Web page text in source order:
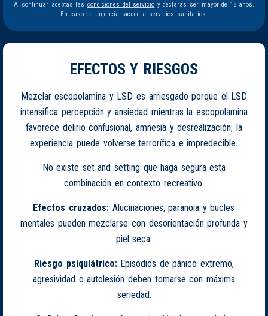
Al continuar aceptas las condiciones del servicio y declaras ser mayor de 18 años.
En caso de urgencia, acude a servicios sanitarios.
EFECTOS Y RIESGOS
Mezclar escopolamina y LSD es arriesgado porque el LSD
intensifica percepción y ansiedad mientras la escopolamina
favorece delirio confusional, amnesia y desrealización; la
experiencia puede volverse terrorífica e impredecible.
No existe set and setting que haga segura esta
combinación en contexto recreativo.
Efectos cruzados: Alucinaciones, paranoia y bucles
mentales pueden mezclarse con desorientación profunda y
piel seca.
Riesgo psiquiátrico:Episodios de pánico extremo,
agresividad o autolesión deben tomarse con máxima
seriedad.